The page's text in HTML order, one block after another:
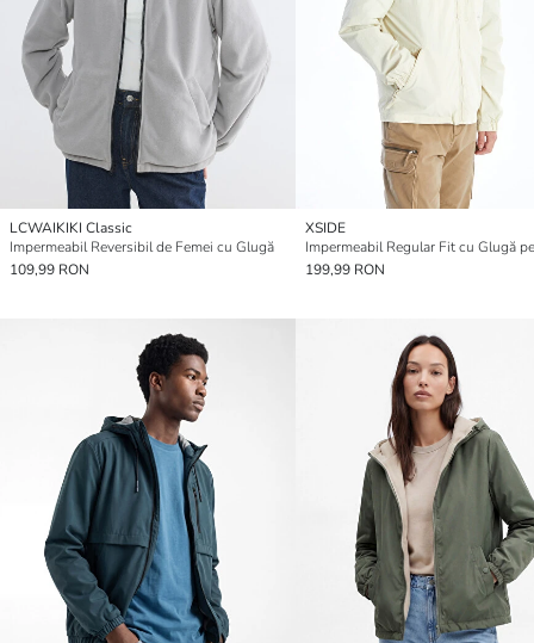
LCWAIKIKI Classic
Impermeabil Reversibil de Femei cu Glugă
109,99 RON
XSIDE
199,99 RON